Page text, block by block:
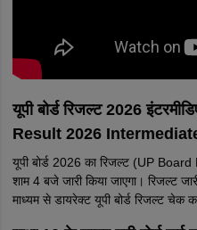
यूपी बोर्ड रिजल्ट 2026
Result 2026
यूपी बोर्ड 2026 का रिजल्ट (UP
शाम 4 बजे जारी किया जाएगा। रिजल्ट
माध्यम से डायरेक्ट यूपी बोर्ड रिजल्ट चेक